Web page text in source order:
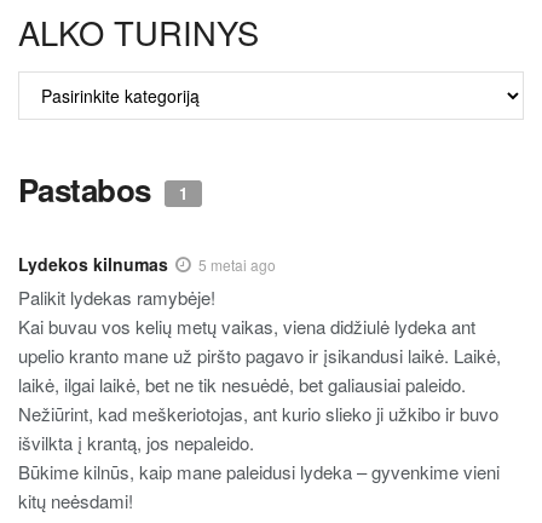
ALKO TURINYS
TURINYS
Pastabos 1
Lydekos kilnumas 5 metai ago
Palikit lydekas ramybėje!
Kai buvau vos kelių metų vaikas, viena didžiulė lydeka ant
upelio kranto mane už piršto pagavo ir įsikandusi laikė. Laikė,
laikė, ilgai laikė, bet ne tik nesuėdė, bet galiausiai paleido.
Nežiūrint, kad meškeriotojas, ant kurio slieko ji užkibo ir buvo
išvilkta į krantą, jos nepaleido.
Būkime kilnūs, kaip mane paleidusi lydeka – gyvenkime vieni
kitų neėsdami!